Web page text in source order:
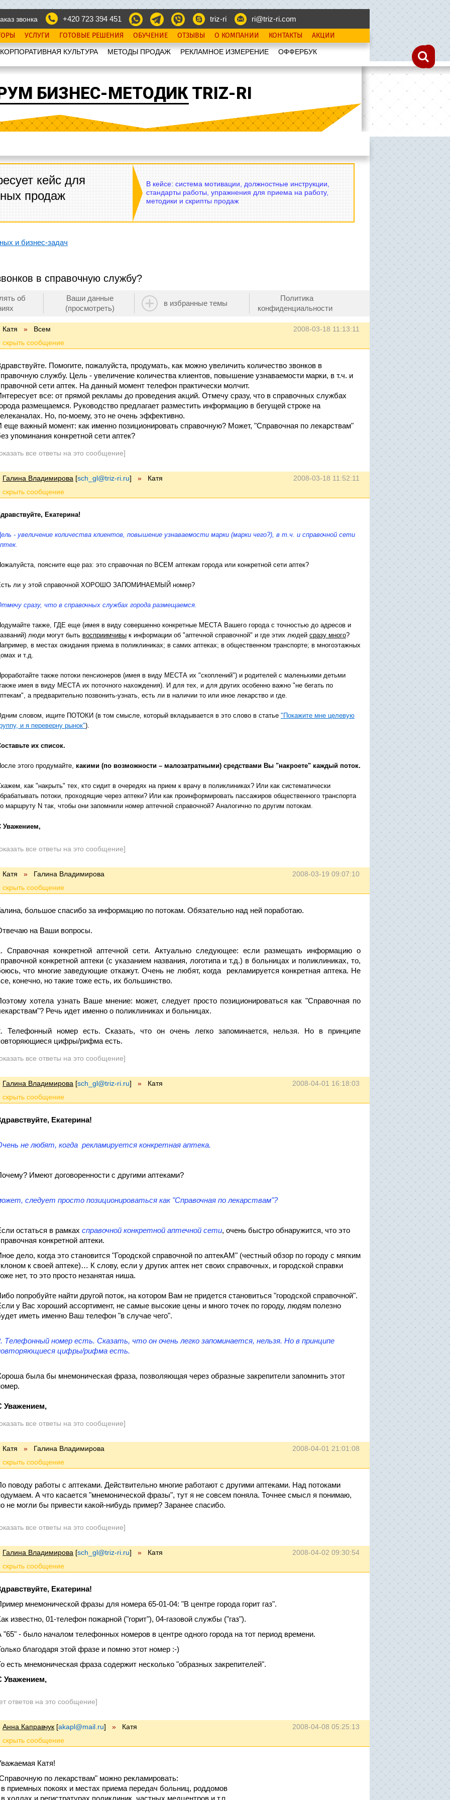
звонка +420 723 394 451 triz-ri ri@triz-ri.com
УСЛУГИ ГОТОВЫЕ РЕШЕНИЯ ОБУЧЕНИЕ ОТЗЫВЫ О КОМПАНИИ КОНТАКТЫ АКЦИИ
КОРПОРАТИВНАЯ КУЛЬТУРА МЕТОДЫ ПРОДАЖ РЕКЛАМНОЕ ИЗМЕРЕНИЕ OФФЕРБУК
БИЗНЕС-МЕТОДИК TRIZ-RI
кейс для
продаж
В кейсе: система мотивации, должностные инструкции,
стандарты работы, упражнения для приема на работу,
методики и скрипты продаж
и бизнес-задач
в справочную службу?
об
Ваши данные
(просмотреть)
в избранные темы
Политика
конфиденциальности
2008-03-18 11:13:11
Катя » Всем
Помогите, пожалуйста, продумать, как можно увеличить количество звонков в
службу. Цель - увеличение количества клиентов, повышение узнаваемости марки, в т.ч. и
сети аптек. На данный момент телефон практически молчит.
все: от прямой рекламы до проведения акций. Отмечу сразу, что в справочных службах
размещаемся. Руководство предлагает разместить информацию в бегущей строке на
Но, по-моему, это не очень эффективно.
еще важный момент: как именно позиционировать справочную? Может, "Справочная по лекарствам"
упоминания конкретной сети аптек?
все ответы на это сообщение]
2008-03-18 11:52:11
Галина Владимирова [sch_gl@triz-ri.ru] » Катя
Екатерина!
- увеличение количества клиентов, повышение узнаваемости марки (марки чего?), в т.ч. и справочной сети
поясните еще раз: это справочная по ВСЕМ аптекам города или конкретной сети аптек?
ли у этой справочной ХОРОШО ЗАПОМИНАЕМЫЙ номер?
сразу, что в справочных службах города размещаемся.
также, ГДЕ еще (имея в виду совершенно конкретные МЕСТА Вашего города с точностью до адресов и
люди могут быть восприимчивы к информации об "аптечной справочной" и где этих людей сразу много?
в местах ожидания приема в поликлиниках; в самих аптеках; в общественном транспорте; в многоэтажных
и т.д.
также потоки пенсионеров (имея в виду МЕСТА их "скоплений") и родителей с маленькими детьми
имея в виду МЕСТА их поточного нахождения). И для тех, и для других особенно важно "не бегать по
а предварительно позвонить-узнать, есть ли в наличии то или иное лекарство и где.
словом, ищите ПОТОКИ (в том смысле, который вкладывается в это слово в статье "Покажите мне целевую
и я переверну рынок").
их список.
этого продумайте, какими (по возможности – малозатратными) средствами Вы "накроете" каждый поток.
как "накрыть" тех, кто сидит в очередях на прием к врачу в поликлиниках? Или как систематически
потоки, проходящие через аптеки? Или как проинформировать пассажиров общественного транспорта
маршруту N так, чтобы они запомнили номер аптечной справочной? Аналогично по другим потокам.
Уважением,
все ответы на это сообщение]
2008-03-19 09:07:10
Катя » Галина Владимирова
большое спасибо за информацию по потокам. Обязательно над ней поработаю.
на Ваши вопросы.
Справочная конкретной аптечной сети. Актуально следующее: если размещать информацию о
конкретной аптеки (с указанием названия, логотипа и т.д.) в больницах и поликлиниках, то,
что многие заведующие откажут. Очень не любят, когда рекламируется конкретная аптека. Не
конечно, но такие тоже есть, их большинство.
хотела узнать Ваше мнение: может, следует просто позиционироваться как "Справочная по
Речь идет именно о поликлиниках и больницах.
Телефонный номер есть. Сказать, что он очень легко запоминается, нельзя. Но в принципе
цифры/рифма есть.
все ответы на это сообщение]
2008-04-01 16:18:03
Галина Владимирова [sch_gl@triz-ri.ru] » Катя
Екатерина!
не любят, когда рекламируется конкретная аптека.
Имеют договоренности с другими аптеками?
следует просто позиционироваться как "Справочная по лекарствам"?
остаться в рамках справочной конкретной аптечной сети, очень быстро обнаружится, что это
конкретной аптеки.
дело, когда это становится "Городской справочной по аптекАМ" (честный обзор по городу с мягким
к своей аптеке)… К слову, если у других аптек нет своих справочных, и городской справки
нет, то это просто незанятая ниша.
попробуйте найти другой поток, на котором Вам не придется становиться "городской справочной".
у Вас хороший ассортимент, не самые высокие цены и много точек по городу, людям полезно
иметь именно Ваш телефон "в случае чего".
Телефонный номер есть. Сказать, что он очень легко запоминается, нельзя. Но в принципе
цифры/рифма есть.
была бы мнемоническая фраза, позволяющая через образные закрепители запомнить этот
Уважением,
все ответы на это сообщение]
2008-04-01 21:01:08
Катя » Галина Владимирова
поводу работы с аптеками. Действительно многие работают с другими аптеками. Над потоками
А что касается "мнемонической фразы", тут я не совсем поняла. Точнее смысл я понимаю,
не могли бы привести какой-нибудь пример? Заранее спасибо.
все ответы на это сообщение]
2008-04-02 09:30:54
Галина Владимирова [sch_gl@triz-ri.ru] » Катя
Екатерина!
мнемонической фразы для номера 65-01-04: "В центре города горит газ".
известно, 01-телефон пожарной ("горит"), 04-газовой службы ("газ").
"65" - было началом телефонных номеров в центре одного города на тот период времени.
благодаря этой фразе и помню этот номер :-)
есть мнемоническая фраза содержит несколько "образных закрепителей".
Уважением,
ответов на это сообщение]
2008-04-08 05:25:13
Анна Каправчук [akapl@mail.ru] » Катя
Катя!
по лекарствам" можно рекламировать:
приемных покоях и местах приема передач больниц, роддомов
холлах и регистратурах поликлиник, частных медцентров и т.п.